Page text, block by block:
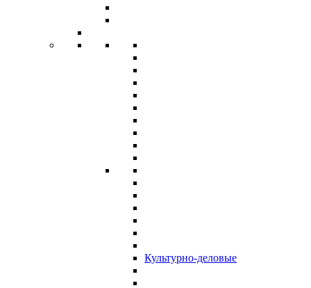
Культурно-деловые